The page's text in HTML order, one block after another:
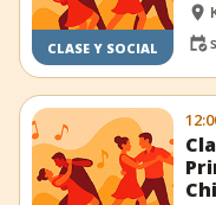
CLASE Y SOCIAL